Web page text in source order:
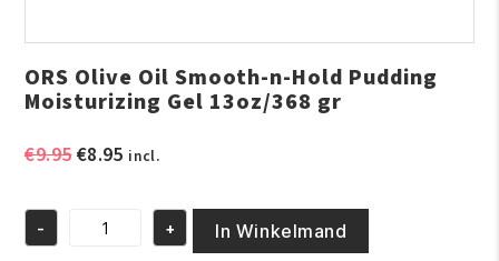
ORS Olive Oil Smooth-n-Hold Pudding
Moisturizing Gel 13oz/368 gr
€9.95Oorspronkelijke
€9.95.
€8.95Huidige
€8.95.
incl.
ORS
- + In Winkelmand